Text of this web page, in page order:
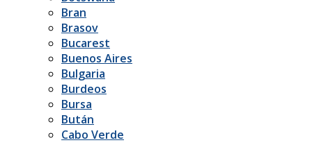
Bran
Brasov
Bucarest
Buenos Aires
Bulgaria
Burdeos
Bursa
Bután
Cabo Verde